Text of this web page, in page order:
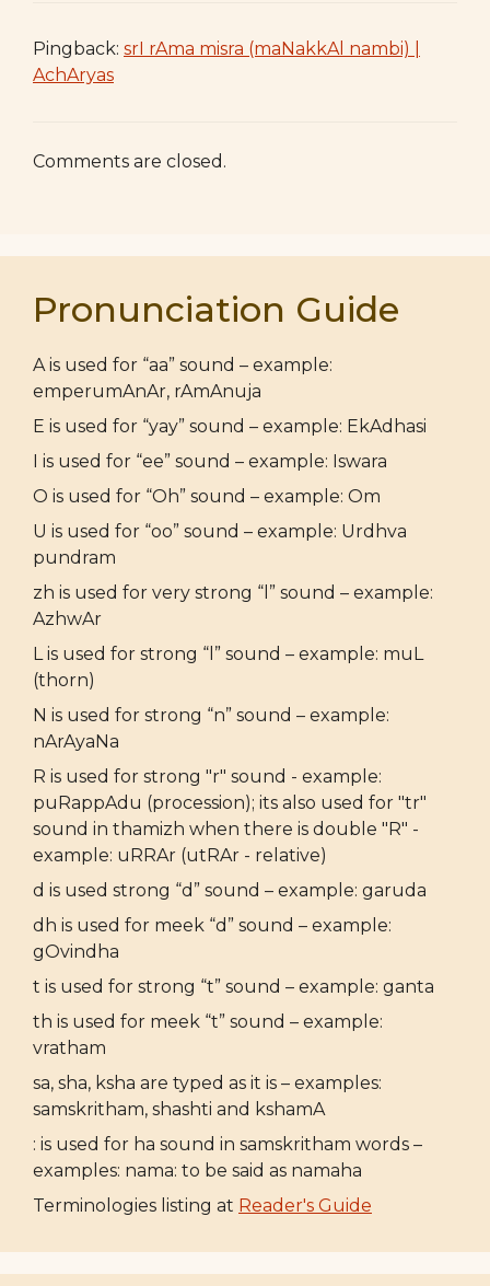
Pingback: srI rAma misra (maNakkAl nambi) |
AchAryas
Comments are closed.
Pronunciation Guide
A is used for “aa” sound – example:
emperumAnAr, rAmAnuja
E is used for “yay” sound – example: EkAdhasi
I is used for “ee” sound – example: Iswara
O is used for “Oh” sound – example: Om
U is used for “oo” sound – example: Urdhva
pundram
zh is used for very strong “l” sound – example:
AzhwAr
L is used for strong “l” sound – example: muL
(thorn)
N is used for strong “n” sound – example:
nArAyaNa
R is used for strong "r" sound - example:
puRappAdu (procession); its also used for "tr"
sound in thamizh when there is double "R" -
example: uRRAr (utRAr - relative)
d is used strong “d” sound – example: garuda
dh is used for meek “d” sound – example:
gOvindha
t is used for strong “t” sound – example: ganta
th is used for meek “t” sound – example:
vratham
sa, sha, ksha are typed as it is – examples:
samskritham, shashti and kshamA
: is used for ha sound in samskritham words –
examples: nama: to be said as namaha
Terminologies listing at Reader's Guide